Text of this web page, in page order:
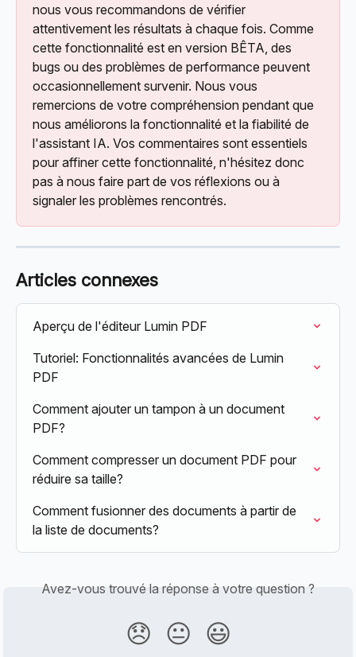
nous vous recommandons de vérifier
attentivement les résultats à chaque fois. Comme
cette fonctionnalité est en version BÊTA, des
bugs ou des problèmes de performance peuvent
occasionnellement survenir. Nous vous
remercions de votre compréhension pendant que
nous améliorons la fonctionnalité et la fiabilité de
l'assistant IA. Vos commentaires sont essentiels
pour affiner cette fonctionnalité, n'hésitez donc
pas à nous faire part de vos réflexions ou à
signaler les problèmes rencontrés.
Articles connexes
Aperçu de l'éditeur Lumin PDF
Tutoriel: Fonctionnalités avancées de Lumin
PDF
Comment ajouter un tampon à un document
PDF?
Comment compresser un document PDF pour
réduire sa taille?
Comment fusionner des documents à partir de
la liste de documents?
Avez-vous trouvé la réponse à votre question ?
😞 😐 😃